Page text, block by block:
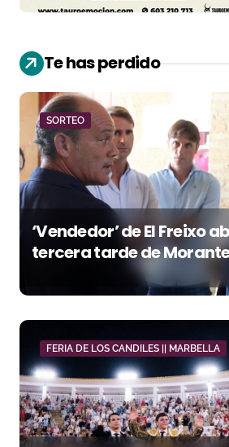
Te has perdido
SORTEO
‘Vendedor’ de El Freixo
tercera tarde de
la temporada portuense
FERIA DE LOS CANDILES || MARBELLA